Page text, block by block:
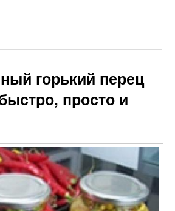
горький перец
просто и